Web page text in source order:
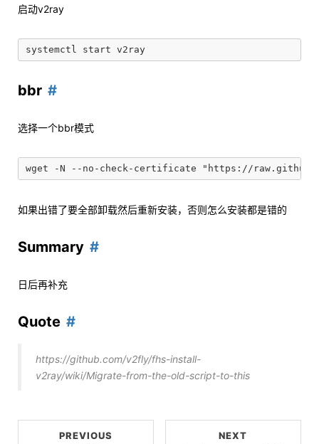
启动v2ray
bbr
选择一个bbr模式
如果出错了要全部卸载然后重新安装，否则怎么安装都是错的
Summary
日后再补充
Quote
https://github.com/v2fly/fhs-install-
v2ray/wiki/Migrate-from-the-old-script-to-this
PREVIOUS
NEXT